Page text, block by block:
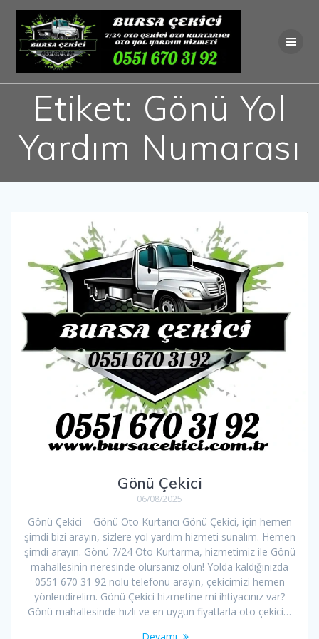
Skip
to
content
Etiket: Gönü Yol
Yardım Numarası
Gönü Çekici
06/08/2025
Gönü Çekici – Gönü Oto Kurtarıcı Gönü Çekici, için hemen
şimdi bizi arayın, sizlere yol yardım hizmeti sunalım. Hemen
şimdi arayın. Gönü 7/24 Oto Kurtarma, hizmetimiz ile Gönü
mahallesinin neresinde olursanız olun! Yolda kaldığınızda
0551 670 31 92 nolu telefonu arayın, çekicimizi hemen
yönlendirelim. Gönü Çekici hizmetine mi ihtiyacınız var?
Gönü mahallesinde hızlı ve en uygun fiyatlarla oto çekici…
Devamı